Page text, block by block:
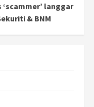
langgar
& BNM